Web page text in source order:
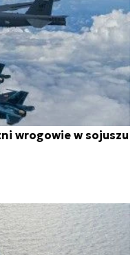
wrogowie w sojuszu